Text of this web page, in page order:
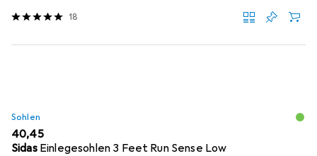
18
Sohlen
EUR
40,45
Sidas Einlegesohlen 3 Feet Run Sense Low